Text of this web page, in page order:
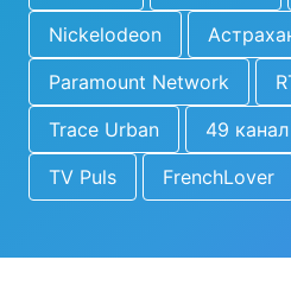
Nickelodeon
Paramount Network
Trace Urban
49 канал
TV Puls
FrenchLover